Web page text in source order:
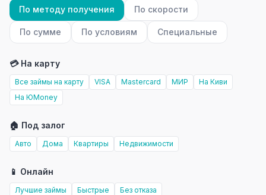
По методу получения По скорости
По сумме По условиям Специальные
💳 На карту
Все займы на карту VISA Mastercard МИР
На Киви
На ЮMoney
🏠 Под залог
Авто Дома Квартиры Недвижимости
📱 Онлайн
Лучшие займы Быстрые Без отказа